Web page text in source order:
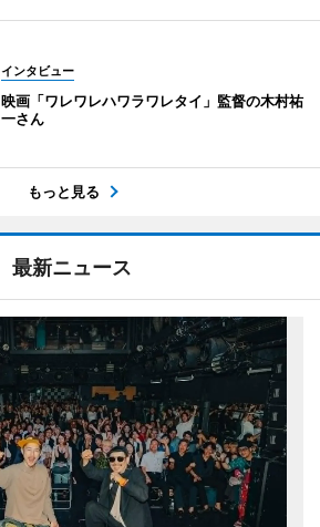
インタビュー
映画「ワレワレハワラワレタイ」監督の木村祐
一さん
もっと見る
最新ニュース